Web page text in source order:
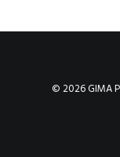
© 2026 GIMA